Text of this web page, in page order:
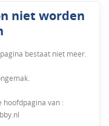
niet worden
bestaat niet meer.
hoofdpagina van :